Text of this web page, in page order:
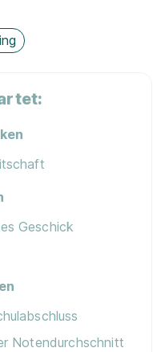
w/d)
Geschick
Notendurchschnitt